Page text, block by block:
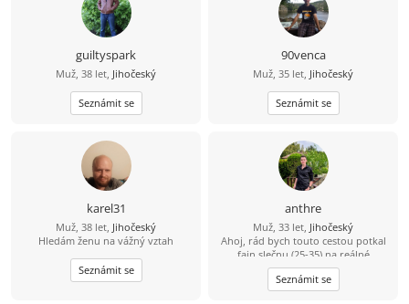
guiltyspark
Muž, 38 let, Jihočeský
Seznámit se
90venca
Muž, 35 let, Jihočeský
Seznámit se
karel31
Muž, 38 let, Jihočeský
Hledám ženu na vážný vztah
Seznámit se
anthre
Muž, 33 let, Jihočeský
Ahoj, rád bych touto cestou potkal
fajn slečnu (25-35) na reálné
seznámení. Že se sice jmenuji Dědek,
ale ve svých 33 letech mám do
starého železa ještě daleko. ????
Seznámit se